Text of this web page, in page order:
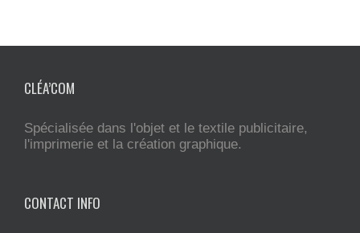
CLÉA’COM
Spécialisée dans l'objet et le textile publicitaire,
l'imprimerie et la création graphique.
CONTACT INFO